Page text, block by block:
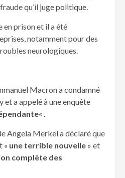
qu’il juge politique.
en prison et il a été
notamment pour des
neurologiques.
Macron a condamné
et a appelé à une enquête
« .
Angela Merkel a déclaré que
« une terrible nouvelle » et
complète des